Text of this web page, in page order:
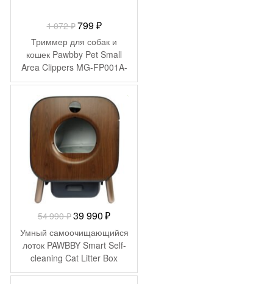
1 072₽Первоначальная
цена
составляла
1
072 ₽.
799₽Текущая
цена:
799 ₽.
Триммер для собак и
кошек Pawbby Pet Small
Area Clippers MG-FP001A-
EU
15 000
54 990₽Первоначальная
цена
составляла
54
990 ₽.
39 990₽Текущая
цена:
39
990 ₽.
Умный самоочищающийся
лоток PAWBBY Smart Self-
cleaning Cat Litter Box